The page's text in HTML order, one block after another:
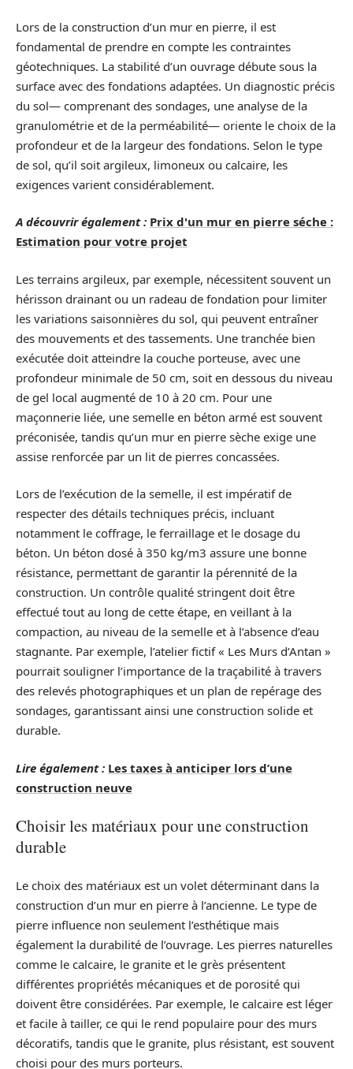
Lors de la construction d’un mur en pierre, il est
fondamental de prendre en compte les contraintes
géotechniques. La stabilité d’un ouvrage débute sous la
surface avec des fondations adaptées. Un diagnostic précis
du sol— comprenant des sondages, une analyse de la
granulométrie et de la perméabilité— oriente le choix de la
profondeur et de la largeur des fondations. Selon le type
de sol, qu’il soit argileux, limoneux ou calcaire, les
exigences varient considérablement.
A découvrir également : Prix d'un mur en pierre séche :
Estimation pour votre projet
Les terrains argileux, par exemple, nécessitent souvent un
hérisson drainant ou un radeau de fondation pour limiter
les variations saisonnières du sol, qui peuvent entraîner
des mouvements et des tassements. Une tranchée bien
exécutée doit atteindre la couche porteuse, avec une
profondeur minimale de 50 cm, soit en dessous du niveau
de gel local augmenté de 10 à 20 cm. Pour une
maçonnerie liée, une semelle en béton armé est souvent
préconisée, tandis qu’un mur en pierre sèche exige une
assise renforcée par un lit de pierres concassées.
Lors de l’exécution de la semelle, il est impératif de
respecter des détails techniques précis, incluant
notamment le coffrage, le ferraillage et le dosage du
béton. Un béton dosé à 350 kg/m3 assure une bonne
résistance, permettant de garantir la pérennité de la
construction. Un contrôle qualité stringent doit être
effectué tout au long de cette étape, en veillant à la
compaction, au niveau de la semelle et à l’absence d’eau
stagnante. Par exemple, l’atelier fictif « Les Murs d’Antan »
pourrait souligner l’importance de la traçabilité à travers
des relevés photographiques et un plan de repérage des
sondages, garantissant ainsi une construction solide et
durable.
Lire également : Les taxes à anticiper lors d’une
construction neuve
Choisir les matériaux pour une construction
durable
Le choix des matériaux est un volet déterminant dans la
construction d’un mur en pierre à l’ancienne. Le type de
pierre influence non seulement l’esthétique mais
également la durabilité de l’ouvrage. Les pierres naturelles
comme le calcaire, le granite et le grès présentent
différentes propriétés mécaniques et de porosité qui
doivent être considérées. Par exemple, le calcaire est léger
et facile à tailler, ce qui le rend populaire pour des murs
décoratifs, tandis que le granite, plus résistant, est souvent
choisi pour des murs porteurs.